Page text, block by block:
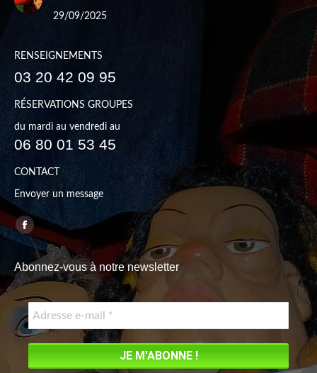
29/09/2025
RENSEIGNEMENTS
03 20 42 09 95
RÉSERVATIONS GROUPES
du mardi au vendredi au
06 80 01 53 45
CONTACT
Envoyer un message
Trouvez nous sur :
Facebook
page
opens
in
new
window
Abonnez-vous à notre newsletter